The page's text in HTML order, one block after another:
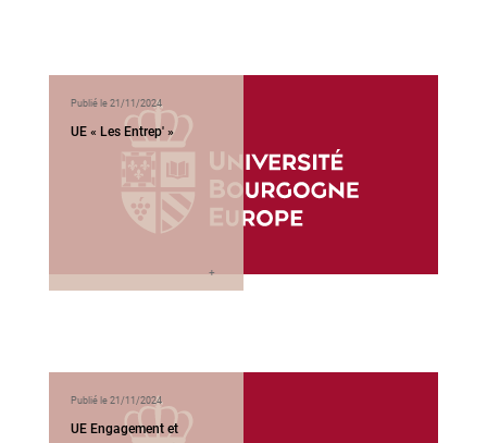
Publié le 21/11/2024
UE « Les Entrep' »
Publié le 21/11/2024
UE Engagement et